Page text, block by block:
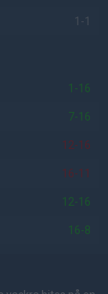
1-1
1-16
7-16
12-16
16-11
12-16
16-8